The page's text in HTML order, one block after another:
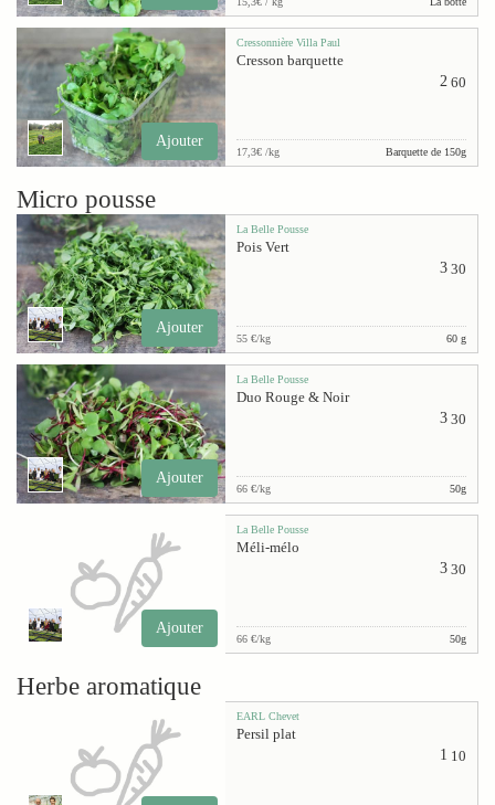
Ajouter
Cressonnière Villa Paul
Cresson barquette
2 60
17,3€ /kg Barquette de 150g
Micro pousse
Ajouter
La Belle Pousse
Pois Vert
3 30
55 €/kg 60 g
Ajouter
La Belle Pousse
Duo Rouge & Noir
3 30
66 €/kg 50g
Ajouter
La Belle Pousse
Méli-mélo
3 30
66 €/kg 50g
Herbe aromatique
EARL Chevet
Persil plat
1 10